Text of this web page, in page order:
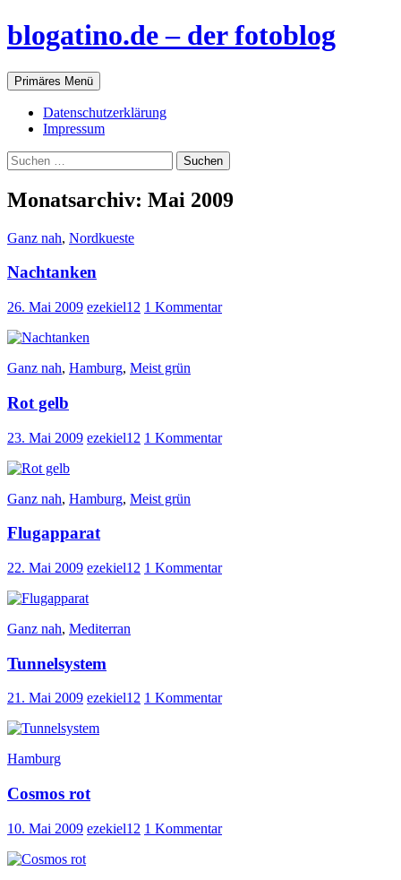
blogatino.de – der fotoblog
Suchen
Primäres Menü Zum
Inhalt
springen
Datenschutzerklärung
Impressum
Suchen
nach:
Monatsarchiv: Mai 2009
Ganz nah, Nordkueste
Nachtanken
26. Mai 2009 ezekiel12 1 Kommentar
Ganz nah, Hamburg, Meist grün
Rot gelb
23. Mai 2009 ezekiel12 1 Kommentar
Ganz nah, Hamburg, Meist grün
Flugapparat
22. Mai 2009 ezekiel12 1 Kommentar
Ganz nah, Mediterran
Tunnelsystem
21. Mai 2009 ezekiel12 1 Kommentar
Hamburg
Cosmos rot
10. Mai 2009 ezekiel12 1 Kommentar